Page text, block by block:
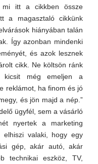
mi itt a cikkben össze
a magasztaló cikkünk
hiányában talán
Így azonban mindenki
és azok lesznek
cikk. Ne költsön ránk
még emeljen a
reklámot, ha finom és jó
és jön majd a nép.”
ügyfél, sem a vásárló
nyertek a marketing
valaki, hogy egy
gép, akár autó, akár
technikai eszköz, TV,